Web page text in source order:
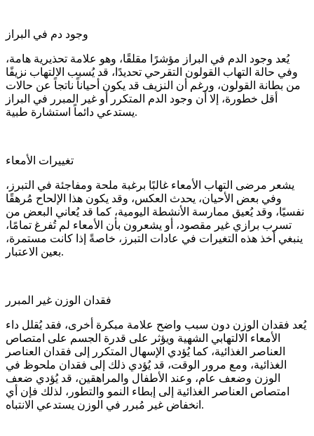
وجود دم في البراز
يُعد وجود الدم في البراز مؤشرًا مقلقًا، وهو علامة تحذيرية هامة،
وفي حالة التهاب القولون التقرحي تحديدًا، قد يُسبب الالتهاب نزيفًا
من بطانة القولون، ورغم أن النزيف قد يكون أحياناً ناتجاً عن حالات
أقل خطورة، إلا أن وجود الدم المتكرر أو غير المبرر في البراز
يستدعي دائماً استشارة طبية.
تغييرات الأمعاء
يشعر مرضى التهاب الأمعاء غالبًا برغبة ملحة ومفاجئة في التبرز،
وفي بعض الأحيان، يحدث العكس، وقد يكون هذا الإلحاح مُرهقًا
نفسيًا، وقد يُعيق ممارسة الأنشطة اليومية، كما قد يُعاني البعض من
تسرب برازي غير مقصود، أو يشعرون بأن الأمعاء لم تُفرغ تمامًا،
ينبغي أخذ هذه التغيرات في عادات التبرز، خاصةً إذا كانت مستمرة،
بعين الاعتبار.
فقدان الوزن غير المبرر
يُعد فقدان الوزن دون سبب واضح علامة مبكرة أخرى، فقد يُقلل داء
الأمعاء الالتهابي الشهية ويؤثر على قدرة الجسم على امتصاص
العناصر الغذائية، كما يُؤدي الإسهال المتكرر إلى فقدان العناصر
الغذائية، ومع مرور الوقت، قد يُؤدي ذلك إلى فقدان ملحوظ في
الوزن وضعف عام، وعند الأطفال والمراهقين، قد يُؤدي ضعف
امتصاص العناصر الغذائية إلى إبطاء النمو والتطور، لذلك فإن أي
انخفاض غير مُبرر في الوزن يستدعي الانتباه.